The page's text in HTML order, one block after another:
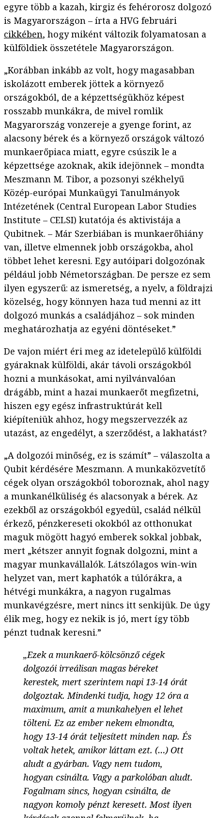
egyre több a kazah, kirgiz és fehérorosz dolgozó
is Magyarországon – írta a HVG februári
cikkében, hogy miként változik folyamatosan a
külföldiek összetétele Magyarországon.
„Korábban inkább az volt, hogy magasabban
iskolázott emberek jöttek a környező
országokból, de a képzettségükhöz képest
rosszabb munkákra, de mivel romlik
Magyarország vonzereje a gyenge forint, az
alacsony bérek és a környező országok változó
munkaerőpiaca miatt, egyre csúszik le a
képzettsége azoknak, akik idejönnek – mondta
Meszmann M. Tibor, a pozsonyi székhelyű
Közép-európai Munkaügyi Tanulmányok
Intézetének (Central European Labor Studies
Institute – CELSI) kutatója és aktivistája a
Qubitnek. – Már Szerbiában is munkaerőhiány
van, illetve elmennek jobb országokba, ahol
többet lehet keresni. Egy autóipari dolgozónak
például jobb Németországban. De persze ez sem
ilyen egyszerű: az ismeretség, a nyelv, a földrajzi
közelség, hogy könnyen haza tud menni az itt
dolgozó munkás a családjához – sok minden
meghatározhatja az egyéni döntéseket.”
De vajon miért éri meg az idetelepülő külföldi
gyáraknak külföldi, akár távoli országokból
hozni a munkásokat, ami nyilvánvalóan
drágább, mint a hazai munkaerőt megfizetni,
hiszen egy egész infrastruktúrát kell
kiépíteniük ahhoz, hogy megszervezzék az
utazást, az engedélyt, a szerződést, a lakhatást?
„A dolgozói minőség, ez is számít” – válaszolta a
Qubit kérdésére Meszmann. A munkaközvetítő
cégek olyan országokból toboroznak, ahol nagy
a munkanélküliség és alacsonyak a bérek. Az
ezekből az országokból egyedül, család nélkül
érkező, pénzkereseti okokból az otthonukat
maguk mögött hagyó emberek sokkal jobbak,
mert „kétszer annyit fognak dolgozni, mint a
magyar munkavállalók. Látszólagos win-win
helyzet van, mert kaphatók a túlórákra, a
hétvégi munkákra, a nagyon rugalmas
munkavégzésre, mert nincs itt senkijük. De úgy
élik meg, hogy ez nekik is jó, mert így több
pénzt tudnak keresni.”
„Ezek a munkaerő-kölcsönző cégek
dolgozói irreálisan magas béreket
kerestek, mert szerintem napi 13-14 órát
dolgoztak. Mindenki tudja, hogy 12 óra a
maximum, amit a munkahelyen el lehet
tölteni. Ez az ember nekem elmondta,
hogy 13-14 órát teljesített minden nap. És
voltak hetek, amikor láttam ezt. (…) Ott
aludt a gyárban. Vagy nem tudom,
hogyan csinálta. Vagy a parkolóban aludt.
Fogalmam sincs, hogyan csinálta, de
nagyon komoly pénzt keresett. Most ilyen